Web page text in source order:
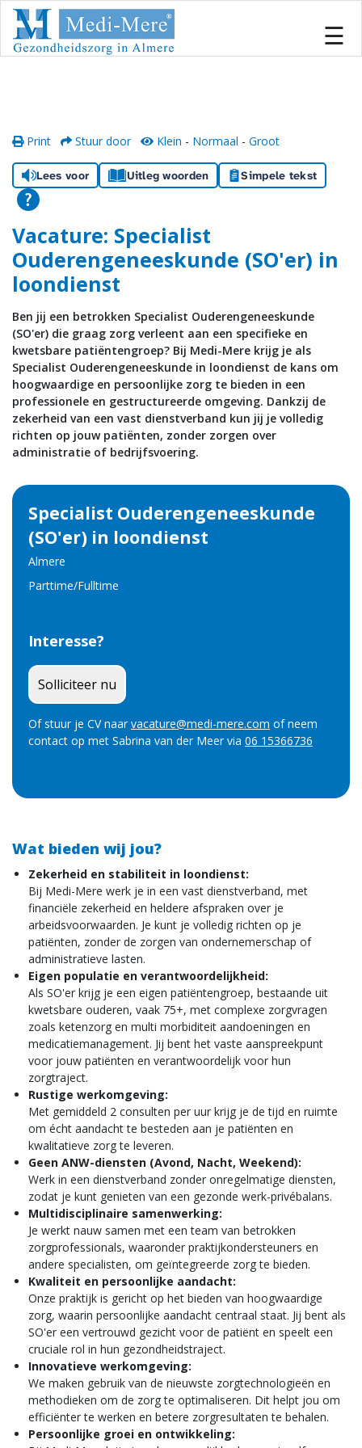
×
Informatiecentrum
Samenwerken
Nieuws
Contact
☰
Print Stuur door Klein - Normaal - Groot
Lees voor Uitleg woorden Simpele tekst
Vacature: Specialist
Ouderengeneeskunde (SO'er) in
loondienst
Ben jij een betrokken Specialist Ouderengeneeskunde
(SO'er) die graag zorg verleent aan een specifieke en
kwetsbare patiëntengroep? Bij Medi-Mere krijg je als
Specialist Ouderengeneeskunde in loondienst de kans om
hoogwaardige en persoonlijke zorg te bieden in een
professionele en gestructureerde omgeving. Dankzij de
zekerheid van een vast dienstverband kun jij je volledig
richten op jouw patiënten, zonder zorgen over
administratie of bedrijfsvoering.
Specialist Ouderengeneeskunde
(SO'er) in loondienst
Almere
Parttime/Fulltime
Interesse?
Solliciteer nu
Of stuur je CV naarvacature@medi-mere.com of neem
contact op met Sabrina van der Meer via 06 15366736
Wat bieden wij jou?
Zekerheid en stabiliteit in loondienst:
Bij Medi-Mere werk je in een vast dienstverband, met
financiële zekerheid en heldere afspraken over je
arbeidsvoorwaarden. Je kunt je volledig richten op je
patiënten, zonder de zorgen van ondernemerschap of
administratieve lasten.
Eigen populatie en verantwoordelijkheid:
Als SO'er krijg je een eigen patiëntengroep, bestaande uit
kwetsbare ouderen, vaak 75+, met complexe zorgvragen
zoals ketenzorg en multi morbiditeit aandoeningen en
medicatiemanagement. Jij bent het vaste aanspreekpunt
voor jouw patiënten en verantwoordelijk voor hun
zorgtraject.
Rustige werkomgeving:
Met gemiddeld 2 consulten per uur krijg je de tijd en ruimte
om écht aandacht te besteden aan je patiënten en
kwalitatieve zorg te leveren.
Geen ANW-diensten (Avond, Nacht, Weekend):
Werk in een dienstverband zonder onregelmatige diensten,
zodat je kunt genieten van een gezonde werk-privébalans.
Multidisciplinaire samenwerking:
Je werkt nauw samen met een team van betrokken
zorgprofessionals, waaronder praktijkondersteuners en
andere specialisten, om geïntegreerde zorg te bieden.
Kwaliteit en persoonlijke aandacht:
Onze praktijk is gericht op het bieden van hoogwaardige
zorg, waarin persoonlijke aandacht centraal staat. Jij bent als
SO'er een vertrouwd gezicht voor de patiënt en speelt een
cruciale rol in hun gezondheidstraject.
Innovatieve werkomgeving:
We maken gebruik van de nieuwste zorgtechnologieën en
methodieken om de zorg te optimaliseren. Dit helpt jou om
efficiënter te werken en betere zorgresultaten te behalen.
Persoonlijke groei en ontwikkeling: